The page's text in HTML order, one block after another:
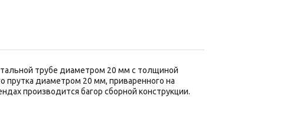
трубе диаметром 20 мм с толщиной
прутка диаметром 20 мм, приваренного на
производится багор сборной конструкции.